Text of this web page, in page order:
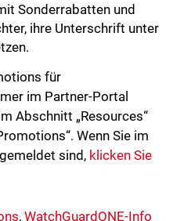
Sonderrabatten und
ihre Unterschrift unter
für
im Partner-Portal
Abschnitt „Resources“
Wenn Sie im
sind, klicken Sie
, WatchGuardONE-Info